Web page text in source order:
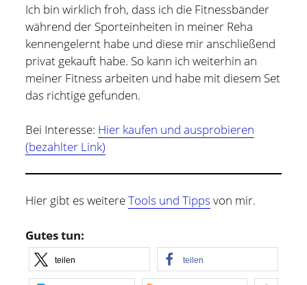
Ich bin wirklich froh, dass ich die Fitnessbänder
während der Sporteinheiten in meiner Reha
kennengelernt habe und diese mir anschließend
privat gekauft habe. So kann ich weiterhin an
meiner Fitness arbeiten und habe mit diesem Set
das richtige gefunden.
Bei Interesse: Hier kaufen und ausprobieren
(bezahlter Link)
Hier gibt es weitereTools und Tipps von mir.
Gutes tun:
teilen teilen